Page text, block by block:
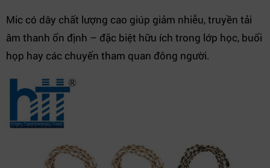
Mic có dây chất lượng cao giúp giảm nhiễu, truyền tải
âm thanh ổn định – đặc biệt hữu ích trong lớp học, buổi
họp hay các chuyến tham quan đông người.